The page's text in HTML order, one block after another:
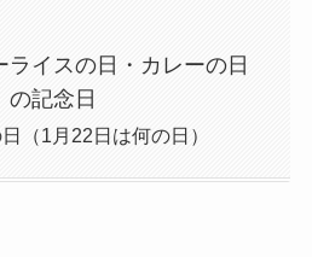
ライスの日・カレーの日
の記念日
（1月22日は何の日）